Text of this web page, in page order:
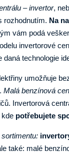
– invertor,
rozhodnutím. Na
vám podá
invertorové
daná technologie
umožňuje
Malá benzínová
Invertorová
potřebujete
také: malé